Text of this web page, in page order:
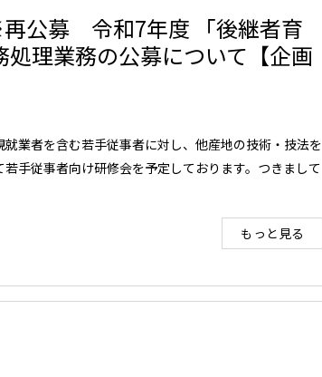
再公募 令和7年度 「後継者育
理業務の公募について【企画
業者を含む若手従事者に対し、他産地の技術・技法を
手従事者向け研修会を予定しております。つきまして
もっと見る